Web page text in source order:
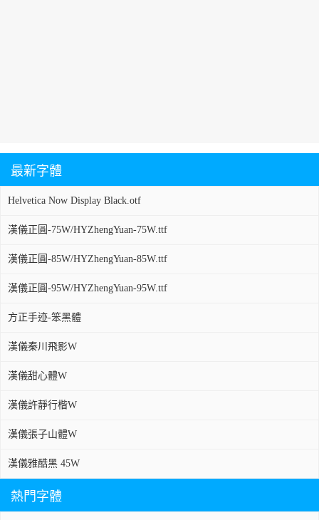
最新字體
Helvetica Now Display Black.otf
漢儀正圓-75W/HYZhengYuan-75W.ttf
漢儀正圓-85W/HYZhengYuan-85W.ttf
漢儀正圓-95W/HYZhengYuan-95W.ttf
方正手迹-笨黑體
漢儀秦川飛影W
漢儀甜心體W
漢儀許靜行楷W
漢儀張子山體W
漢儀雅酷黑 45W
熱門字體